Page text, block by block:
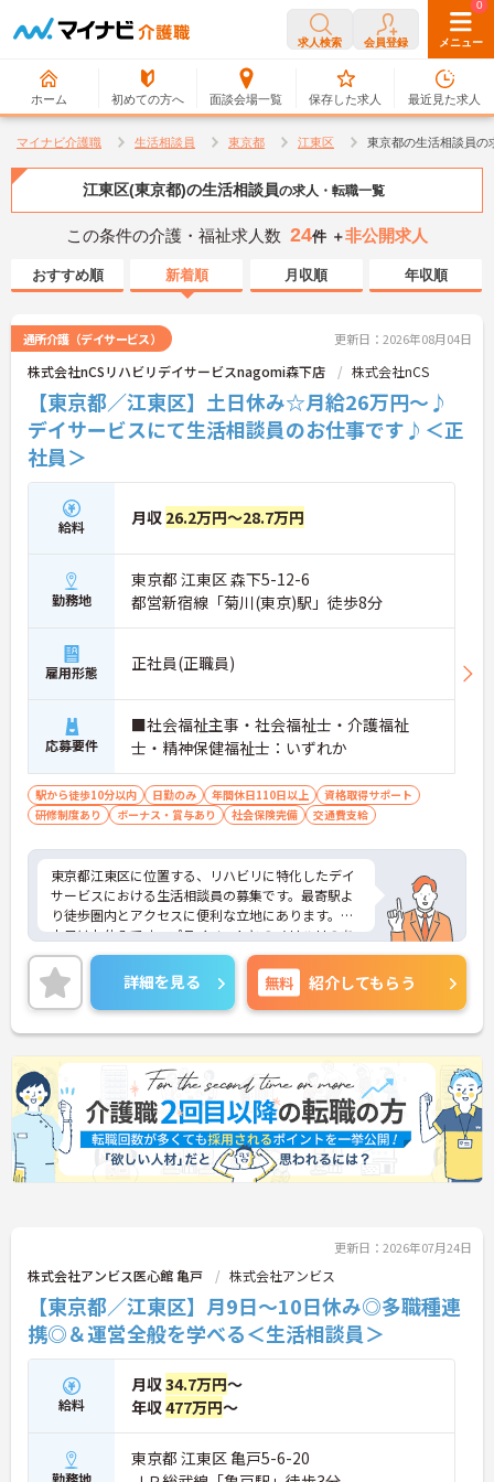
求人検索 会員登録 メニュー
ホーム 初めての方へ 面談会場一覧
0
保存した求人
0
最近見た求人
マイナビ介護職 生活相談員 東京都 江東区 東京都の生活相談員の
江東区(東京都)の生活相談員の求人・転職一覧
この条件の介護・福祉求人数 24件 ＋非公開求人
おすすめ順 新着順 月収順 年収順
通所介護（デイサービス） 更新日：2026年08月04日
株式会社nCSリハビリデイサービスnagomi森下店 株式会社nCS
【東京都／江東区】土日休み☆月給26万円～♪
デイサービスにて生活相談員のお仕事です♪＜正
社員＞
給料 月収 26.2万円～28.7万円
勤務地
東京都 江東区 森下5-12-6
都営新宿線「菊川(東京)駅」徒歩8分
雇用形態 正社員(正職員)
応募要件
■社会福祉主事・社会福祉士・介護福祉
士・精神保健福祉士：いずれか
駅から徒歩10分以内 日勤のみ 年間休日110日以上
資格取得サポート
研修制度あり
ボーナス・賞与あり 社会保険完備 交通費支給
東京都江東区に位置する、リハビリに特化したデイ
サービスにおける生活相談員の募集です。最寄駅よ
り徒歩圏内とアクセスに便利な立地にあります。
土日はお休みです。プライベートとのメリハリのあ
る働き方が可能です。ご利用者に寄り添ってサービ
スの提供を行っていただける方を募集しています。
ご興味のある方には、面接対策ポイントなど、さら
に詳細をご案内しますのでお気軽にご相談くださ
い！
詳細を見る 無料 紹介してもらう
更新日：2026年07月24日
株式会社アンビス医心館 亀戸 株式会社アンビス
【東京都／江東区】月9日～10日休み◎多職種連
携◎＆運営全般を学べる＜生活相談員＞
給料
月収34.7万円～
年収477万円～
東京都 江東区 亀戸5-6-20